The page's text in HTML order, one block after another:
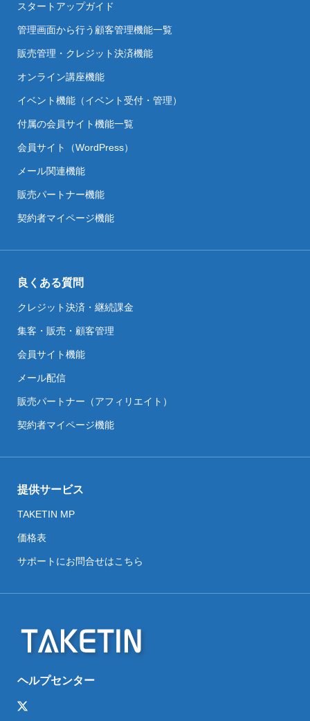
スタートアップガイド
管理画面から行う顧客管理機能一覧
販売管理・クレジット決済機能
オンライン講座機能
イベント機能（イベント受付・管理）
付属の会員サイト機能一覧
会員サイト（WordPress）
メール関連機能
販売パートナー機能
契約者マイページ機能
良くある質問
クレジット決済・継続課金
集客・販売・顧客管理
会員サイト機能
メール配信
販売パートナー（アフィリエイト）
契約者マイページ機能
提供サービス
TAKETIN MP
価格表
サポートにお問合せはこちら
ヘルプセンター